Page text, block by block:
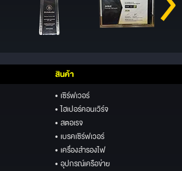
สินค้า
• เซิร์ฟเวอร์
• ไฮเปอร์คอนเวิร์จ
• สตอเรจ
• เบรคเซิร์ฟเวอร์
• เครื่องสำรองไฟ
• อุปกรณ์เครือข่าย